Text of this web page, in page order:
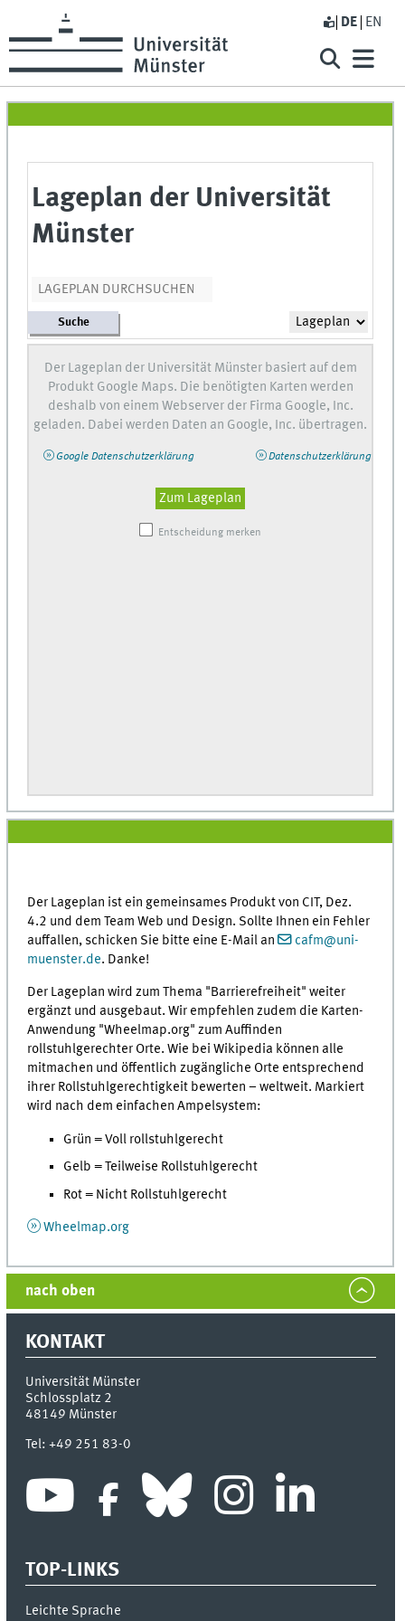
DE EN
Lageplan der Universität
Münster
Suche
Der Lageplan der Universität Münster basiert auf dem
Produkt Google Maps. Die benötigten Karten werden
deshalb von einem Webserver der Firma Google, Inc.
geladen. Dabei werden Daten an Google, Inc. übertragen.
Google Datenschutzerklärung Datenschutzerklärung
Zum Lageplan
Entscheidung merken
Der Lageplan ist ein gemeinsames Produkt von CIT, Dez.
4.2 und dem Team Web und Design. Sollte Ihnen ein Fehler
auffallen, schicken Sie bitte eine E-Mail an
cafm@uni-
muenster.de. Danke!
Der Lageplan wird zum Thema "Barrierefreiheit" weiter
ergänzt und ausgebaut. Wir empfehlen zudem die Karten-
Anwendung "Wheelmap.org" zum Auffinden
rollstuhlgerechter Orte. Wie bei Wikipedia können alle
mitmachen und öffentlich zugängliche Orte entsprechend
ihrer Rollstuhlgerechtigkeit bewerten – weltweit. Markiert
wird nach dem einfachen Ampelsystem:
Grün = Voll rollstuhlgerecht
Gelb = Teilweise Rollstuhlgerecht
Rot = Nicht Rollstuhlgerecht
Wheelmap.org
nach oben
KONTAKT
Universität Münster
Schlossplatz 2
48149 Münster
Tel:+49 251 83-0
TOP-LINKS
Leichte Sprache